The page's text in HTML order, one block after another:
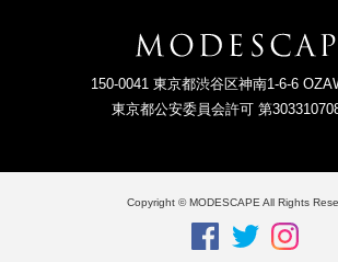
150-0041 東京都渋谷区神南1-6-6
東京都公安委員会許可 第
Copyright © MODESCAPE All Rights